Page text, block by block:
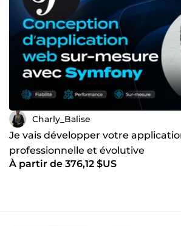
contacter si vous avez la moindre
ouverte, réactive et j’aime échanger.
Charly_Balise
Je vais développer votre
professionnelle et évolutive
À partir de 376,12 $US